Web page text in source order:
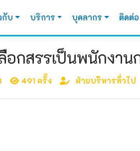
กับ บริการ บุคลากร ติดต่อ
กสรรเป็นพนักงา
491 ครั้ง ฝ่ายบริหารทั่วไป